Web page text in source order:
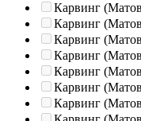
Карвинг
Карвинг
Карвинг
Карвинг
Карвинг
Карвинг
Карвинг